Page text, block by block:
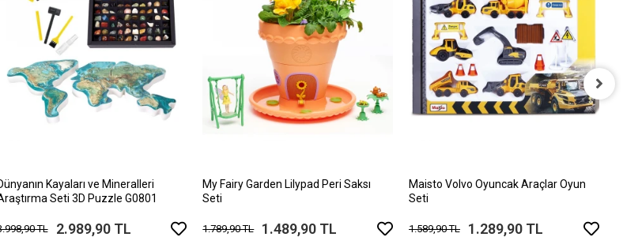
Kayaları ve Mineralleri
Seti 3D Puzzle G0801
TL 2.989,90 TL
My Fairy Garden Lilypad Peri Saksı
Seti
1.789,90 TL 1.489,90 TL
Maisto Volvo Oyuncak Araçlar Oyun
Seti
1.589,90 TL 1.289,90 TL